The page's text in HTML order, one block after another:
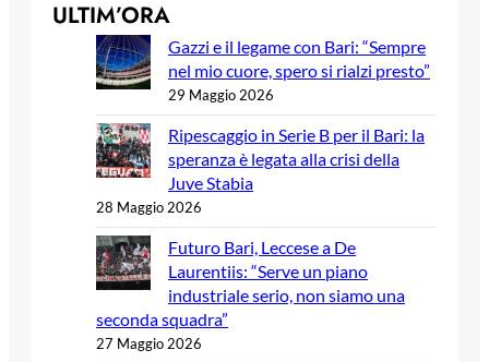
ULTIM’ORA
Gazzi e il legame con Bari: “Sempre
nel mio cuore, spero si rialzi presto”
29 Maggio 2026
Ripescaggio in Serie B per il Bari: la
speranza è legata alla crisi della
Juve Stabia
28 Maggio 2026
Futuro Bari, Leccese a De
Laurentiis: “Serve un piano
industriale serio, non siamo una
seconda squadra”
27 Maggio 2026